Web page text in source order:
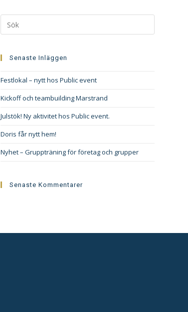
Senaste Inläggen
Festlokal – nytt hos Public event
Kickoff och teambuilding Marstrand
Julstök! Ny aktivitet hos Public event.
Doris får nytt hem!
Nyhet – Gruppträning för företag och grupper
Senaste Kommentarer